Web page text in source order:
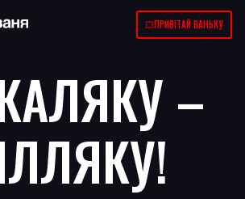
💥ПРИВІТАЙ ВАНЬКУ
–